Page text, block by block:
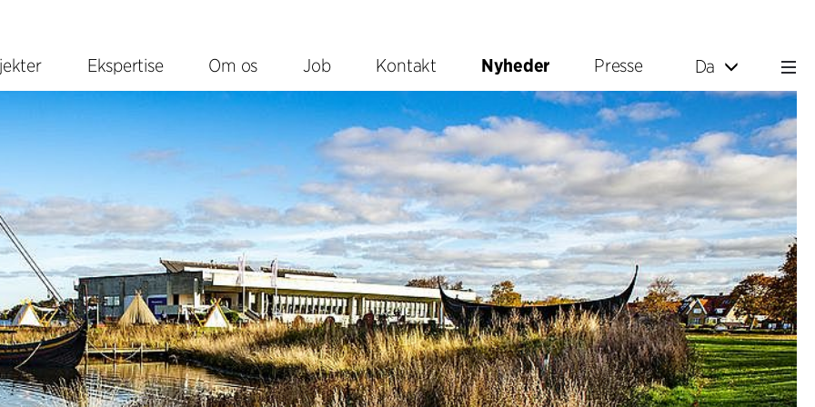
Ekspertise Om os Job Kontakt Nyheder Presse Da